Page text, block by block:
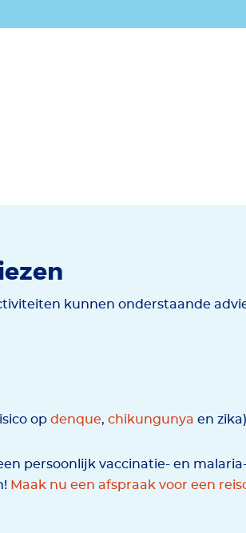
kunnen onderstaande
op denque, chikungunya en
persoonlijk vaccinatie- en
Maak nu een afspraak voor een